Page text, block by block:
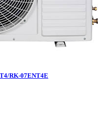
RK-07ENT4E